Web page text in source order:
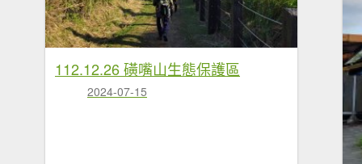
112.12.26 磺嘴山生態保護區
2024-07-15